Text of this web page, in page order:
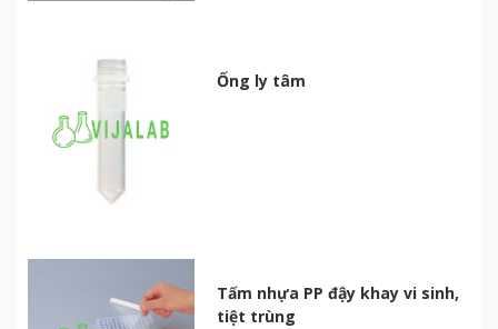
Ống ly tâm
Tấm nhựa PP đậy khay vi sinh,
tiệt trùng